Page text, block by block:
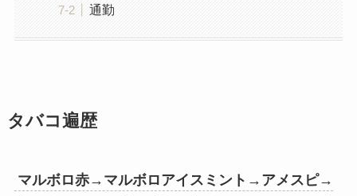
通勤
タバコ遍歴
マルボロ赤→マルボロアイスミント→アメスピ→